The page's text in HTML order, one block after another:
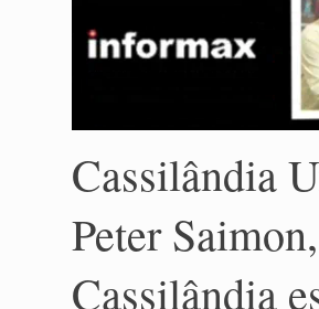
Cassilândia
Peter
Cassilândia